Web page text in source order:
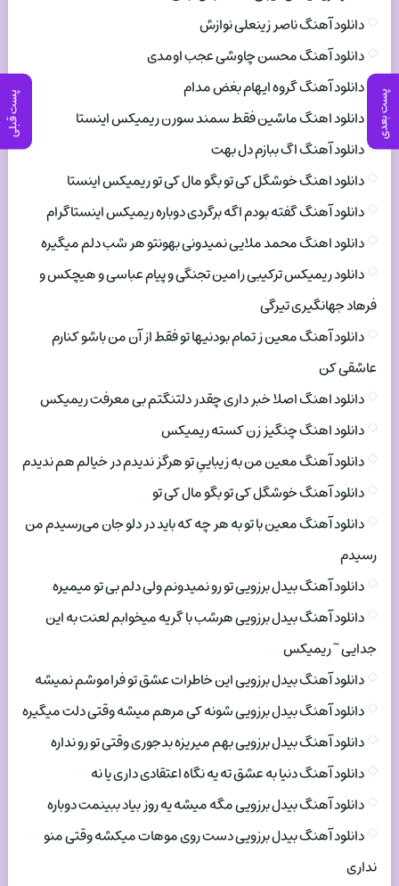
پست بعدی پست قبلی
دانلود آهنگ ناصر زینعلی نوازش
دانلود آهنگ محسن چاوشی عجب اومدی
دانلود آهنگ گروه ایهام بغض مدام
دانلود اهنگ ماشین فقط سمند سورن ریمیکس اینستا
دانلود آهنگ اگ ببازم دل بهت
دانلود اهنگ خوشگل کی تو بگو مال کی تو ریمیکس اینستا
دانلود آهنگ گفته بودم اگه برگردی دوباره ریمیکس اینستاگرام
دانلود اهنگ محمد ملایی نمیدونی بهونتو هر شب دلم میگیره
دانلود ریمیکس ترکیبی رامین تجنگی و پیام عباسی و هیچکس و
فرهاد جهانگیری تیرگی
دانلود آهنگ معین ز تمام بودنیها تو فقط از آن من باشو کنارم
عاشقی کن
دانلود اهنگ اصلا خبر داری چقدر دلتنگتم بی معرفت ریمیکس
دانلود اهنگ چنگیز زن کسته ریمیکس
دانلود آهنگ معین من به زیباییِ تو هرگز ندیدم در خیالم هم ندیدم
دانلود آهنگ خوشگل کی تو بگو مال کی تو
دانلود آهنگ معین با تو به هر چه که باید در دلو جان می‌رسیدم من
رسیدم
دانلود آهنگ بیدل برزویی تو رو نمیدونم ولی دلم بی تو میمیره
دانلود آهنگ بیدل برزویی هرشب با گریه میخوابم لعنت به این
جدایی ~ ریمیکس
دانلود آهنگ بیدل برزویی این خاطرات عشق تو فراموشم نمیشه
دانلود آهنگ بیدل برزویی شونه کی مرهم میشه وقتی دلت میگیره
دانلود آهنگ بیدل برزویی بهم میریزه بدجوری وقتی تو رو نداره
دانلود آهنگ دنیا به عشق ته یه نگاه اعتقادی داری یا نه
دانلود آهنگ بیدل برزویی مگه میشه یه روز بیاد ببینمت دوباره
دانلود آهنگ بیدل برزویی دست روی موهات میکشه وقتی منو
نداری